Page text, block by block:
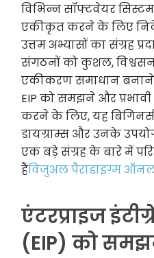
विभिन्न सॉफ्टवेयर
एकीकृत करने के लिए
उत्तम अभ्यासों का संग्रह
संगठनों को कुशल,
एकीकरण समाधान
EIP को समझने और
करने के लिए, यह
डायग्राम्स और उनके
एक बड़े संग्रह के बारे में
हैंविजुअल पैराडाइग्म
एंटरप्राइज
(EIP) को